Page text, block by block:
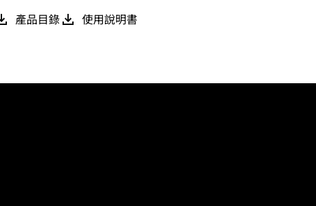
產品目錄 使用說明書